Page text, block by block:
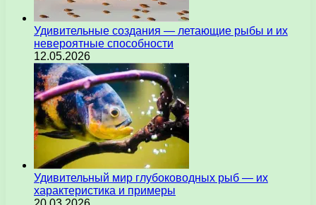
Удивительные создания — летающие рыбы и их
невероятные способности
12.05.2026
Удивительный мир глубоководных рыб — их
характеристика и примеры